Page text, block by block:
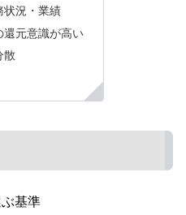
状況・業績
還元意識が高い
散
基準